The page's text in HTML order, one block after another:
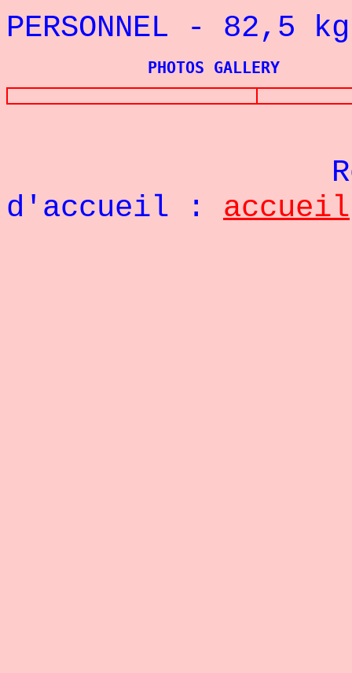
PERSONNEL - 82,5
PHOTOS GALLERY
d'accueil : accueil